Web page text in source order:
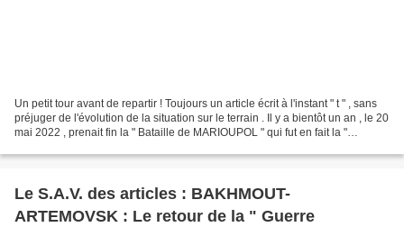
Un petit tour avant de repartir ! Toujours un article écrit à l'instant " t " , sans
préjuger de l'évolution de la situation sur le terrain . Il y a bientôt un an , le 20
mai 2022 , prenait fin la " Bataille de MARIOUPOL " qui fut en fait la "
Le S.A.V. des articles : BAKHMOUT-
ARTEMOVSK : Le retour de la " Guerre